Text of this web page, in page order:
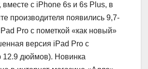
вместе с iPhone 6s и 6s Plus, в
производителя появились 9,7-
Pro с пометкой «как новый»
версия iPad Pro с
12.9 дюймов). Новинка